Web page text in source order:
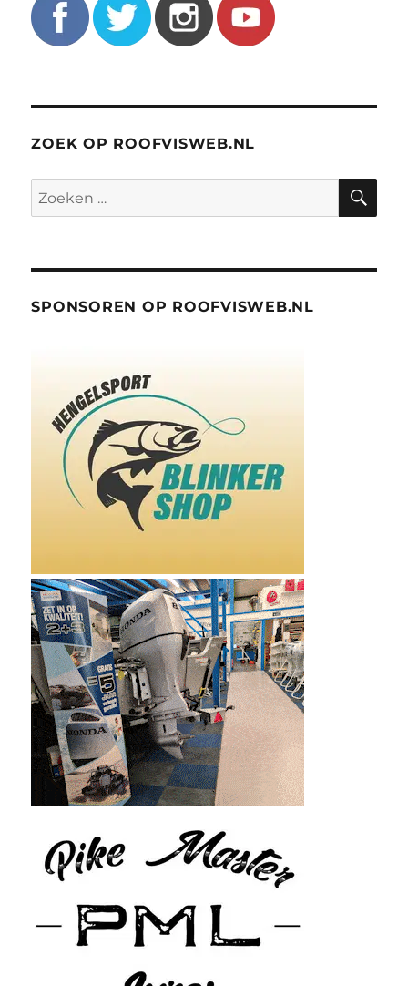
ZOEK OP ROOFVISWEB.NL
Zoeken
naar:
SPONSOREN OP ROOFVISWEB.NL